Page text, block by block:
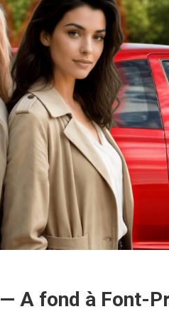
A fond à Font-